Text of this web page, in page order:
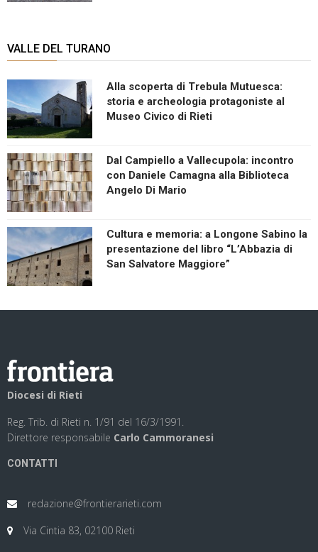
VALLE DEL TURANO
Alla scoperta di Trebula Mutuesca:
storia e archeologia protagoniste al
Museo Civico di Rieti
Dal Campiello a Vallecupola: incontro
con Daniele Camagna alla Biblioteca
Angelo Di Mario
Cultura e memoria: a Longone Sabino la
presentazione del libro “L’Abbazia di
San Salvatore Maggiore”
Diocesi di Rieti
Reg. Trib. di Rieti n. 1/91 del 16/3/1991.
Direttore responsabile Carlo Cammoranesi
CONTATTI
redazione@frontierarieti.com
Via Cintia 83, 02100 Rieti